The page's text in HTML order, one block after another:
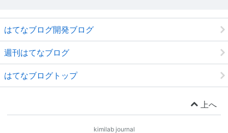
はてなブログ開発ブログ
週刊はてなブログ
はてなブログトップ
上へ
kimilab journal